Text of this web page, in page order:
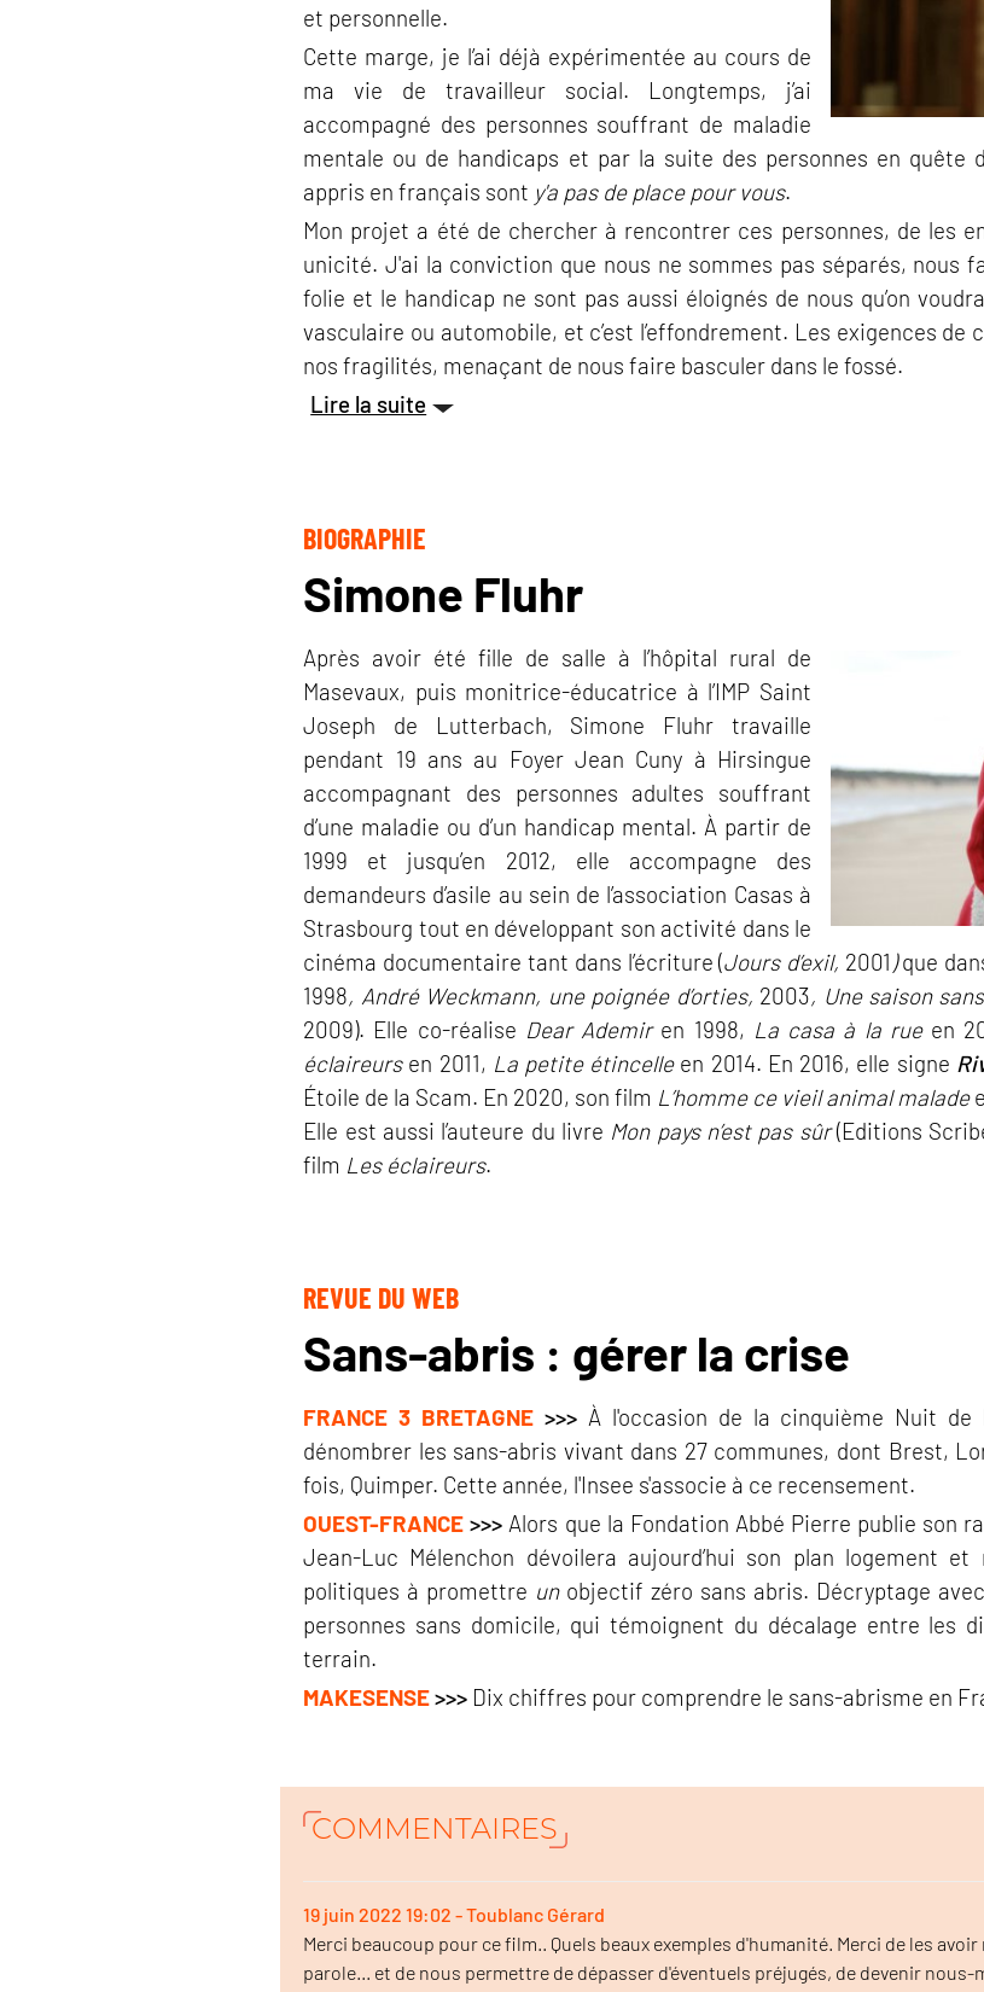
et personnelle.
Cette marge, je l’ai déjà expérimentée au cours de
ma vie de travailleur social. Longtemps, j’ai
accompagné des personnes souffrant de maladie
mentale ou de handicaps et par la suite des personnes en quête
appris en français sont y'a pas de place pour vous.
Mon projet a été de chercher à rencontrer ces personnes, de les
unicité. J'ai la conviction que nous ne sommes pas séparés, nous
folie et le handicap ne sont pas aussi éloignés de nous qu’on
vasculaire ou automobile, et c’est l’effondrement. Les exigences
nos fragilités, menaçant de nous faire basculer dans le fossé.
Lire la suite
BIOGRAPHIE
Simone Fluhr
Après avoir été fille de salle à l’hôpital rural de
Masevaux, puis monitrice-éducatrice à l’IMP Saint
Joseph de Lutterbach, Simone Fluhr travaille
pendant 19 ans au Foyer Jean Cuny à Hirsingue
accompagnant des personnes adultes souffrant
d’une maladie ou d’un handicap mental. À partir de
1999 et jusqu’en 2012, elle accompagne des
demandeurs d’asile au sein de l’association Casas à
Strasbourg tout en développant son activité dans le
cinéma documentaire tant dans l’écriture (Jours d’exil, 2001 )que
1998, André Weckmann, une poignée d’orties, 2003, Une saison
2009). Elle co-réalise Dear Ademiren 1998, La casa à la rueen
éclaireursen 2011, La petite étincelleen 2014. En 2016, elle signe
Étoile de la Scam. En 2020, son film L’homme ce vieil animal malade
Elle est aussi l’auteure du livre Mon pays n’est pas sûr(Editions
film Les éclaireurs.
REVUE DU WEB
Sans-abris : gérer la crise
FRANCE 3 BRETAGNE >>>À l'occasion de la cinquième Nuit de
dénombrer les sans-abris vivant dans 27 communes, dont Brest,
fois, Quimper. Cette année, l'Insee s'associe à ce recensement.
OUEST-FRANCE >>> Alors que la Fondation Abbé Pierre publie son
Jean-Luc Mélenchon dévoilera aujourd’hui son plan logement
politiques à promettre unobjectif zéro sans abris. Décryptage
personnes sans domicile, qui témoignent du décalage entre les
terrain.
MAKESENSE>>> Dix chiffres pour comprendre le sans-abrisme en
COMMENTAIRES
19 juin 2022 19:02 - Toublanc Gérard
Merci beaucoup pour ce film.. Quels beaux exemples d'humanité. Merci de les
parole... et de nous permettre de dépasser d'éventuels préjugés, de devenir nous-